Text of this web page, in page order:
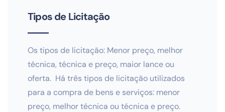
Tipos de Licitação
Os tipos de licitação: Menor preço, melhor
técnica, técnica e preço, maior lance ou
oferta. Há três tipos de licitação utilizados
para a compra de bens e serviços: menor
preço, melhor técnica ou técnica e preço.